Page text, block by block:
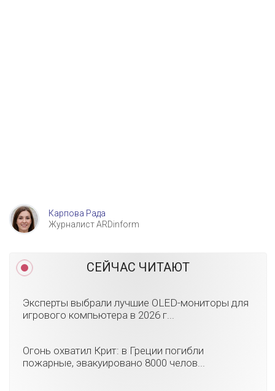
Карпова Рада
Журналист ARDinform
СЕЙЧАС ЧИТАЮТ
Эксперты выбрали лучшие OLED-мониторы для
игрового компьютера в 2026 г...
Огонь охватил Крит: в Греции погибли
пожарные, эвакуировано 8000 челов...